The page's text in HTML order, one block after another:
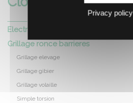
Electricite
Grillage ronce barrieres
Grillage elevage
Grillage gibier
Grillage volaille
Simple torsion
Privacy policy